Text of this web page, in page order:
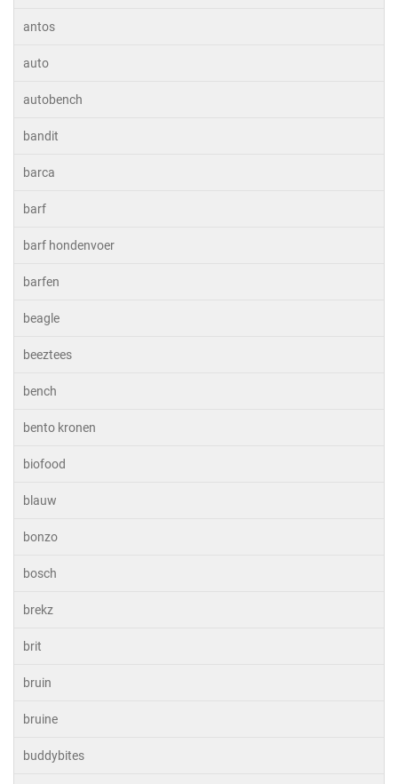
antos
auto
autobench
bandit
barca
barf
barf hondenvoer
barfen
beagle
beeztees
bench
bento kronen
biofood
blauw
bonzo
bosch
brekz
brit
bruin
bruine
buddybites